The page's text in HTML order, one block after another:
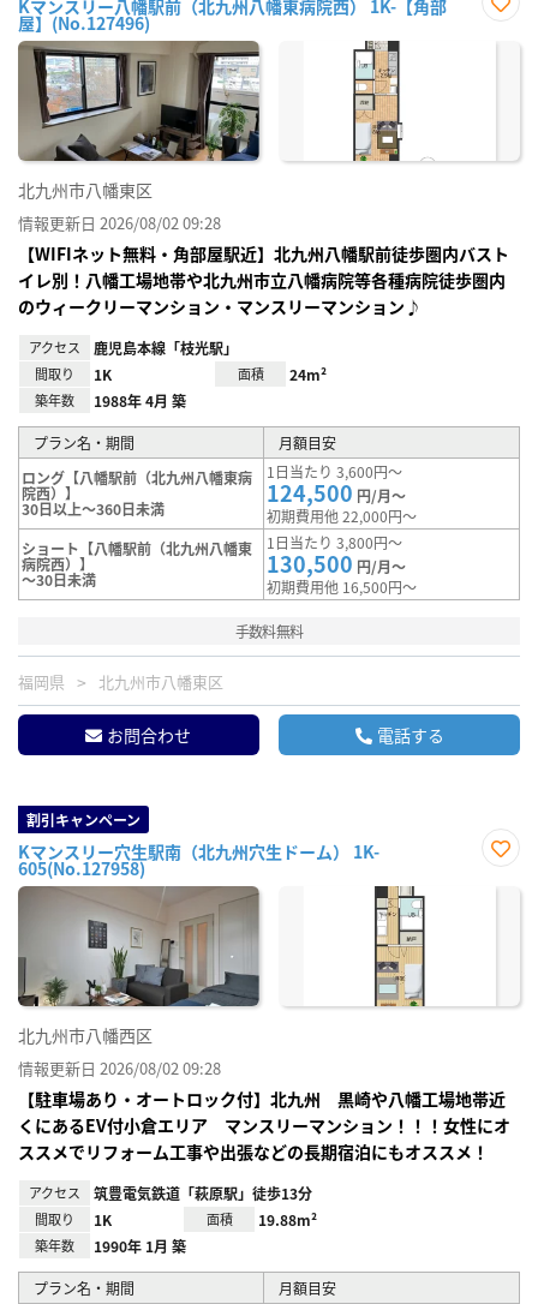
Kマンスリー八幡駅前（北九州八幡東病院西） 1K-【角部
屋】(No.127496)
に入
北九州市八幡東区
情報更新日 2026/08/02 09:28
【WIFIネット無料・角部屋駅近】北九州八幡駅前徒歩圏内バスト
イレ別！八幡工場地帯や北九州市立八幡病院等各種病院徒歩圏内
のウィークリーマンション・マンスリーマンション♪
アクセス 鹿児島本線「枝光駅」
間取り 1K 面積 24m²
築年数 1988年 4月 築
プラン名・期間
月額目安
ロング【八幡駅前（北九州八幡東病
院西）】
30日以上～360日未満
1日当たり 3,600円～
124,500 円/月～
初期費用他 22,000円～
ショート【八幡駅前（北九州八幡東
病院西）】
～30日未満
1日当たり 3,800円～
130,500 円/月～
初期費用他 16,500円～
手数料無料
福岡県 北九州市八幡東区
お問合わせ 電話する
割引キャンペーン
Kマンスリー穴生駅南（北九州穴生ドーム） 1K-
605(No.127958)
に入
北九州市八幡西区
情報更新日 2026/08/02 09:28
【駐車場あり・オートロック付】北九州 黒崎や八幡工場地帯近
くにあるEV付小倉エリア マンスリーマンション！！！女性にオ
ススメでリフォーム工事や出張などの長期宿泊にもオススメ！
アクセス 筑豊電気鉄道「萩原駅」徒歩13分
間取り 1K 面積 19.88m²
築年数 1990年 1月 築
プラン名・期間
月額目安